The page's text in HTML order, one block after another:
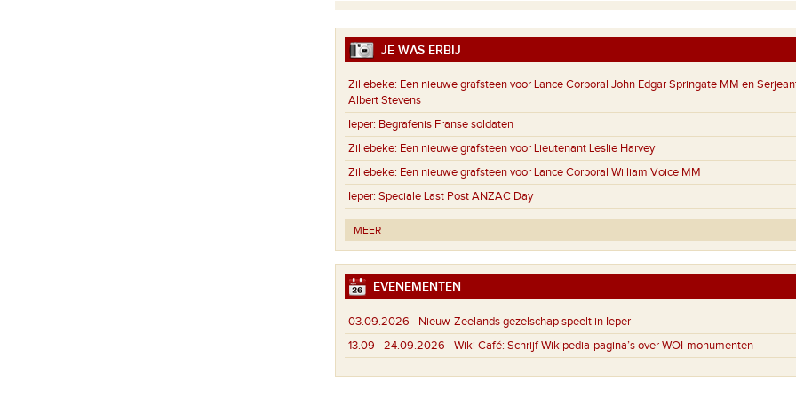
JE WAS ERBIJ
Zillebeke: Een nieuwe grafsteen voor Lance Corporal John Edgar Springate MM en
Albert Stevens
Ieper: Begrafenis Franse soldaten
Zillebeke: Een nieuwe grafsteen voor Lieutenant Leslie Harvey
Zillebeke: Een nieuwe grafsteen voor Lance Corporal William Voice MM
Ieper: Speciale Last Post ANZAC Day
MEER
EVENEMENTEN
03.09.2026 - Nieuw-Zeelands gezelschap speelt in Ieper
13.09 - 24.09.2026 -Wiki Café: Schrijf Wikipedia-pagina’s over WOI-monumenten